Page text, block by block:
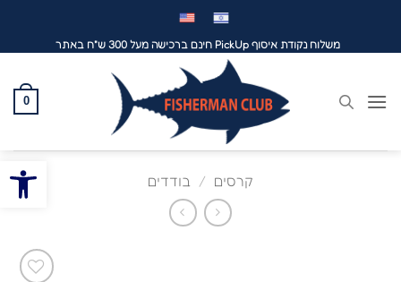
פתח
משלוח נקודת איסוף PickUp חינם ברכישה מעל 300 ש"ח באתר
0
קרסים / בודדים